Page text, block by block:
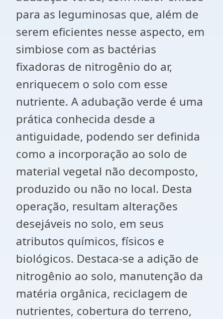
para as leguminosas que, além de
serem eficientes nesse aspecto, em
simbiose com as bactérias
fixadoras de nitrogênio do ar,
enriquecem o solo com esse
nutriente. A adubação verde é uma
prática conhecida desde a
antiguidade, podendo ser definida
como a incorporação ao solo de
material vegetal não decomposto,
produzido ou não no local. Desta
operação, resultam alterações
desejáveis no solo, em seus
atributos químicos, físicos e
biológicos. Destaca-se a adição de
nitrogênio ao solo, manutenção da
matéria orgânica, reciclagem de
nutrientes, cobertura do terreno,